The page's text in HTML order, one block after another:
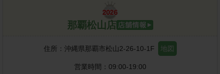
那覇松山店
住所： 沖縄県那覇市松山2-26-10-1F 地図
営業時間： 09:00-19:00